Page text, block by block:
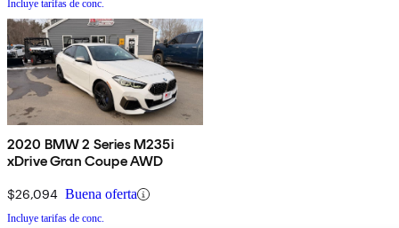
Incluye tarifas de conc.
2020 BMW 2 Series M235i
xDrive Gran Coupe AWD
$26,094 Buena oferta
Incluye tarifas de conc.